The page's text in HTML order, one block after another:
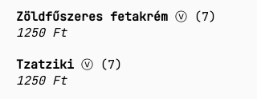
Zöldfűszeres fetakrém ⓥ (7)
1250 Ft
Tzatziki ⓥ (7)
1250 Ft